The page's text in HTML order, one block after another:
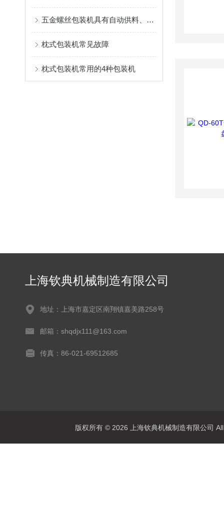
五金螺丝包装机具有自动供料、计数、分选和包装螺丝等功能
枕式包装机常见故障
枕式包装机常用的4种包装机
上海钦典机械制造有限公司
地址：上海市嘉定区南翔镇嘉美路258号
邮箱：shqdjx111@163.com
传真：86-021-69512685
版权所有 © 2026 上海钦典机械制造有限公